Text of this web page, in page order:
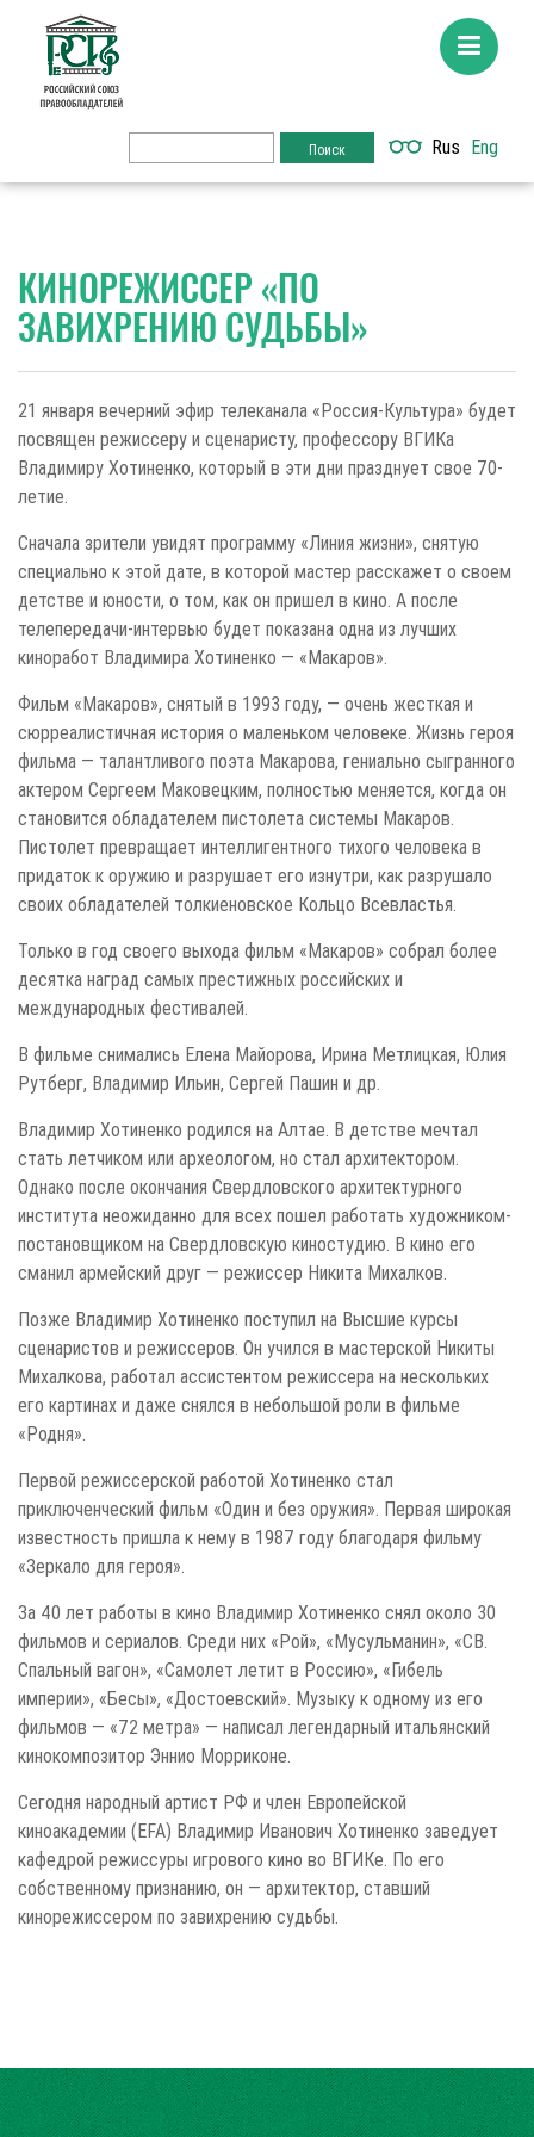
Rus Eng
КИНОРЕЖИССЕР «ПО
ЗАВИХРЕНИЮ СУДЬБЫ»
21 января вечерний эфир телеканала «Россия-Культура» будет
посвящен режиссеру и сценаристу, профессору ВГИКа
Владимиру Хотиненко, который в эти дни празднует свое 70-
летие.
Сначала зрители увидят программу «Линия жизни», снятую
специально к этой дате, в которой мастер расскажет о своем
детстве и юности, о том, как он пришел в кино. А после
телепередачи-интервью будет показана одна из лучших
киноработ Владимира Хотиненко — «Макаров».
Фильм «Макаров», снятый в 1993 году, — очень жесткая и
сюрреалистичная история о маленьком человеке. Жизнь героя
фильма — талантливого поэта Макарова, гениально сыгранного
актером Сергеем Маковецким, полностью меняется, когда он
становится обладателем пистолета системы Макаров.
Пистолет превращает интеллигентного тихого человека в
придаток к оружию и разрушает его изнутри, как разрушало
своих обладателей толкиеновское Кольцо Всевластья.
Только в год своего выхода фильм «Макаров» собрал более
десятка наград самых престижных российских и
международных фестивалей.
В фильме снимались Елена Майорова, Ирина Метлицкая, Юлия
Рутберг, Владимир Ильин, Сергей Пашин и др.
Владимир Хотиненко родился на Алтае. В детстве мечтал
стать летчиком или археологом, но стал архитектором.
Однако после окончания Свердловского архитектурного
института неожиданно для всех пошел работать художником-
постановщиком на Свердловскую киностудию. В кино его
сманил армейский друг — режиссер Никита Михалков.
Позже Владимир Хотиненко поступил на Высшие курсы
сценаристов и режиссеров. Он учился в мастерской Никиты
Михалкова, работал ассистентом режиссера на нескольких
его картинах и даже снялся в небольшой роли в фильме
«Родня».
Первой режиссерской работой Хотиненко стал
приключенческий фильм «Один и без оружия». Первая широкая
известность пришла к нему в 1987 году благодаря фильму
«Зеркало для героя».
За 40 лет работы в кино Владимир Хотиненко снял около 30
фильмов и сериалов. Среди них «Рой», «Мусульманин», «СВ.
Спальный вагон», «Самолет летит в Россию», «Гибель
империи», «Бесы», «Достоевский». Музыку к одному из его
фильмов — «72 метра» — написал легендарный итальянский
кинокомпозитор Эннио Морриконе.
Сегодня народный артист РФ и член Европейской
киноакадемии (EFA) Владимир Иванович Хотиненко заведует
кафедрой режиссуры игрового кино во ВГИКе. По его
собственному признанию, он — архитектор, ставший
кинорежиссером по завихрению судьбы.